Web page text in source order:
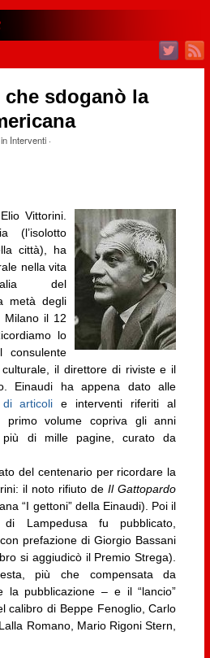
che sdoganò la
Interventi·
Vittorini.
(l’isolotto
città), ha
nella vita
del
metà degli
Milano il 12
lo
consulente
il direttore di riviste e il
Einaudi ha appena dato alle
di articoli e interventi riferiti al
primo volume copriva gli anni
più di mille pagine, curato da
del centenario per ricordare la
il noto rifiuto deIl Gattopardo
“I gettoni” della Einaudi). Poi il
Lampedusa fu pubblicato,
prefazione di Giorgio Bassani
si aggiudicò il Premio Strega).
più che compensata da
la pubblicazione – e il “lancio”
calibro di Beppe Fenoglio, Carlo
Romano, Mario Rigoni Stern,